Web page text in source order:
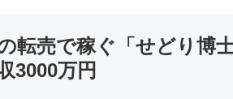
転売で稼ぐ「せどり博
3000万円